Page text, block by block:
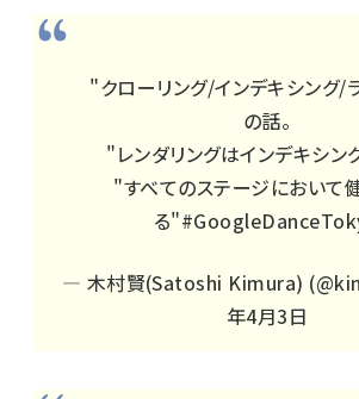
"クローリング/インデキシング/
の話。
"レンダリングはインデキシン
"すべてのステージにおいて
る"
— 木村賢(Satoshi Kimura)
年4月3日